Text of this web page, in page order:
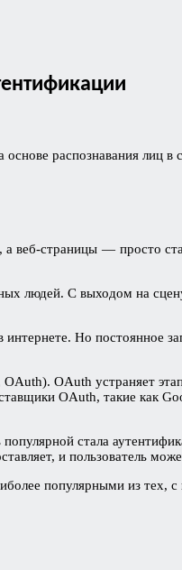
распознавания лиц
веб-страницы — просто
людей. С выходом на
Но постоянное
OAuth устраняет
OAuth, такие как
стала
и пользователь
популярными из тех,